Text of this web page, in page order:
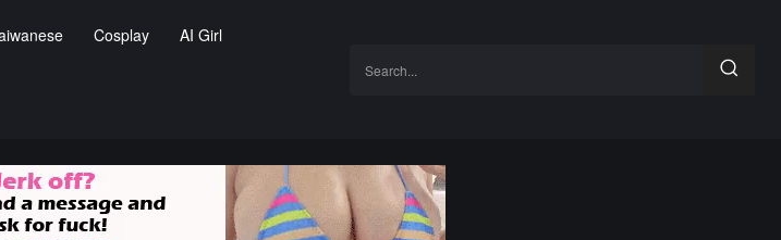
Cosplay AI Girl
Search...